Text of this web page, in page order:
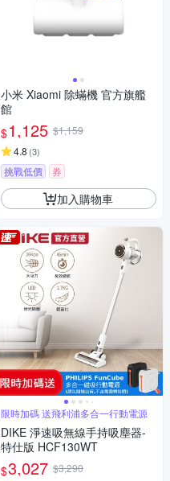
小米 Xiaomi 除蟎機 官方旗艦
館
$1,125 $1,159
4.8 (3)
挑戰低價 券
加入購物車
限時加碼 送飛利浦多合一行動電源
DIKE 淨速吸無線手持吸塵器-
特仕版 HCF130WT
$3,027 $3,290